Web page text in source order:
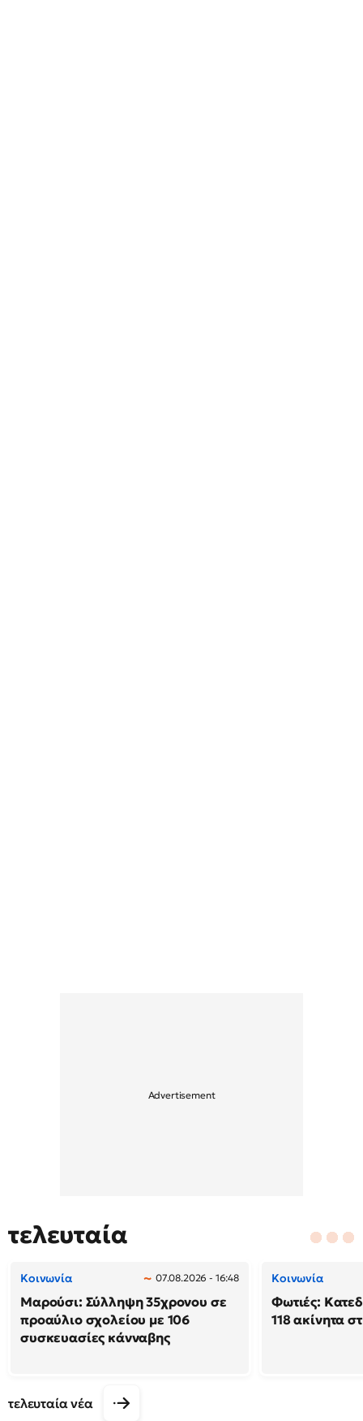
τελευταία
Κοινωνία 07.08.2026 - 16:48
Μαρούσι: Σύλληψη 35χρονου σε
προαύλιο σχολείου με 106
συσκευασίες κάνναβης
Κοινωνία
Φωτιές:
118 ακίνητα
τελευταία νέα